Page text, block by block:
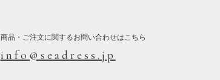
商品・ご注文に関するお問い合わせはこちら
info@seadress.jp